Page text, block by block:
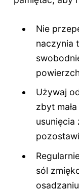
Nie
naczynia
Używaj
zbyt
sól